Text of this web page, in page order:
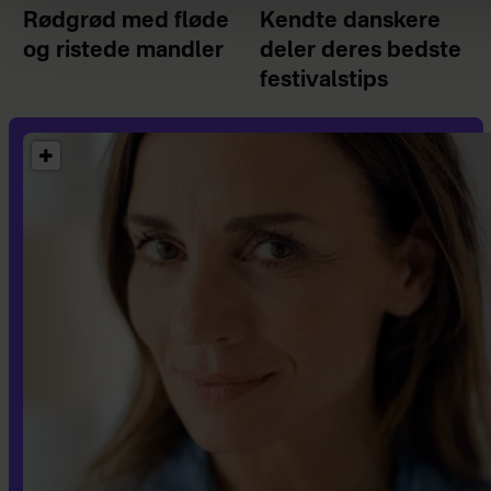
Rødgrød med fløde
og ristede mandler
Kendte danskere
deler deres bedste
festivalstips